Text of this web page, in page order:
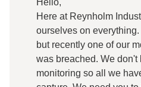
Here at Reynholm
ourselves on
but recently one of our
was breached. We don't
monitoring so all we